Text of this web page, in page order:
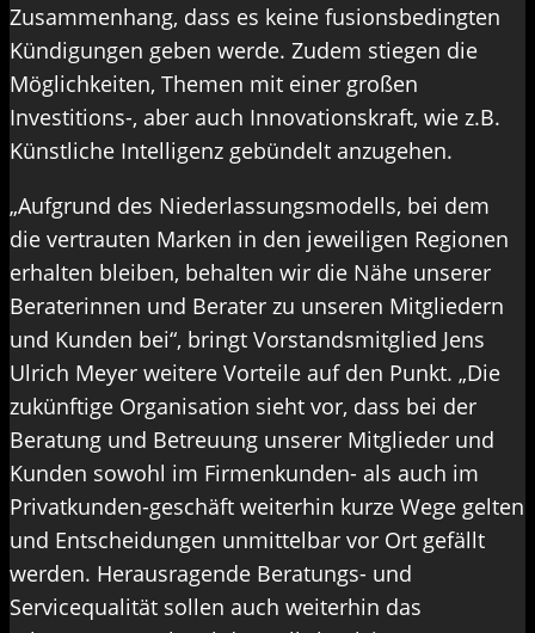
Zusammenhang, dass es keine fusionsbedingten
Kündigungen geben werde. Zudem stiegen die
Möglichkeiten, Themen mit einer großen
Investitions-, aber auch Innovationskraft, wie z.B.
Künstliche Intelligenz gebündelt anzugehen.
„Aufgrund des Niederlassungsmodells, bei dem
die vertrauten Marken in den jeweiligen Regionen
erhalten bleiben, behalten wir die Nähe unserer
Beraterinnen und Berater zu unseren Mitgliedern
und Kunden bei“, bringt Vorstandsmitglied Jens
Ulrich Meyer weitere Vorteile auf den Punkt. „Die
zukünftige Organisation sieht vor, dass bei der
Beratung und Betreuung unserer Mitglieder und
Kunden sowohl im Firmenkunden- als auch im
Privatkunden-geschäft weiterhin kurze Wege gelten
und Entscheidungen unmittelbar vor Ort gefällt
werden. Herausragende Beratungs- und
Servicequalität sollen auch weiterhin das